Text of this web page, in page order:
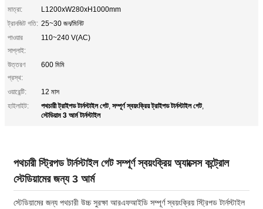
মাত্রা:
L1200xW280xH1000mm
ট্রানজিট গতি: 25~30 জন/মিনিট
পাওয়ার
সাপ্লাই:
110~240 V(AC)
উত্তরণ
প্রস্থ:
600 মিমি
ওয়ারেন্টি:
12 মাস
হাইলাইট:
পথচারী ট্রাইপড টার্নস্টাইল গেট, সম্পূর্ণ স্বয়ংক্রিয় ট্রাইপড টার্নস্টাইল গেট,
স্টেডিয়াম 3 আর্ম টার্নস্টাইল
পথচারী স্ট্রিপড টার্নস্টাইল গেট সম্পূর্ণ স্বয়ংক্রিয় অ্যাক্সেস কন্ট্রোল
স্টেডিয়ামের জন্য 3 আর্ম
স্টেডিয়ামের জন্য পথচারী উচ্চ সুরক্ষা আরএফআইডি সম্পূর্ণ স্বয়ংক্রিয় স্ট্রিপড টার্নস্টাইল